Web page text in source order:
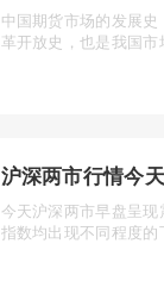
中国期货市场的发展
革开放史，也是我国
今天沪深两市早盘呈
指数均出现不同程度